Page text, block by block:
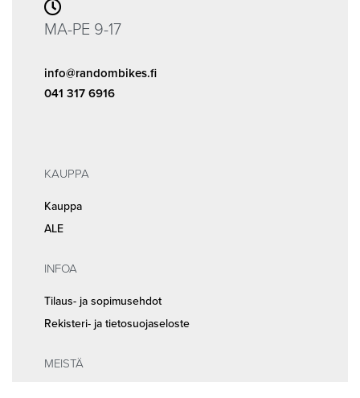
MA-PE 9-17
info@randombikes.fi
041 317 6916
KAUPPA
Kauppa
ALE
INFOA
Tilaus- ja sopimusehdot
Rekisteri- ja tietosuojaseloste
MEISTÄ